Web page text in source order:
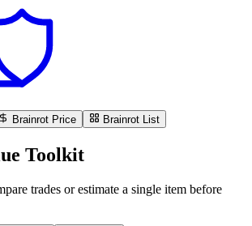
Brainrot Price Brainrot List
Toolkit
trades or estimate a single item before